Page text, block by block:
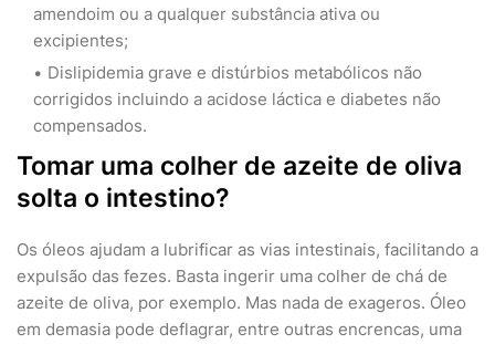
amendoim ou a qualquer substância ativa ou
excipientes;
Dislipidemia grave e distúrbios metabólicos não
corrigidos incluindo a acidose láctica e diabetes não
compensados.
Tomar uma colher de azeite de oliva
solta o intestino?
Os óleos ajudam a lubrificar as vias intestinais, facilitando a
expulsão das fezes. Basta ingerir uma colher de chá de
azeite de oliva, por exemplo. Mas nada de exageros. Óleo
em demasia pode deflagrar, entre outras encrencas, uma